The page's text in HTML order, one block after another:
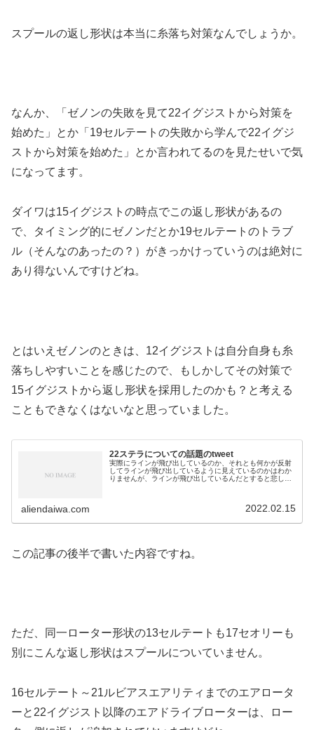
スプールの返し形状は本当に糸落ち対策なんでしょうか。
なんか、「ゼノンの失敗を見て22イグジストから対策を
始めた」とか「19セルテートの失敗から学んで22イグジ
ストから対策を始めた」とか言われてるのを見たせいで気
になってます。
ダイワは15イグジストの時点でこの返し形状があるの
で、タイミング的にゼノンだとか19セルテートのトラブ
ル（そんなのあったの？）がきっかけっていうのは絶対に
あり得ないんですけどね。
とはいえゼノンのときは、12イグジストは自分自身も糸
落ちしやすいことを感じたので、もしかしてその対策で
15イグジストから返し形状を採用したのかも？と考える
こともできなくはないなと思っていました。
22ステラについての話題のtweet
実際にラインが飛び出しているのか、それとも何かが反射
してラインが飛び出しているように見えているのかはわか
りませんが、ラインが飛び出しているんだとすると悲しい
aliendaiwa.com 2022.02.15
この記事の後半で書いた内容ですね。
ただ、同一ローター形状の13セルテートも17セオリーも
別にこんな返し形状はスプールについていません。
16セルテート～21ルビアスエアリティまでのエアロータ
ーと22イグジスト以降のエアドライブローターは、ロー